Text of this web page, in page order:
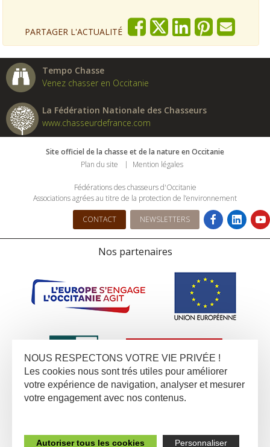
PARTAGER L'ACTUALITÉ
Tempo Chasse
Venez chasser en Occitanie
La Fédération Nationale des Chasseurs
www.chasseurdefrance.com
Site officiel de la chasse et de la nature en Occitanie
Plan du site
Mention légales
Fédérations des chasseurs d'Occitanie
Associations agrées au titre de la protection de l’environnement
CONTACT NEWSLETTERS
Nos partenaires
NOUS RESPECTONS VOTRE VIE PRIVÉE !
Les cookies nous sont trés utiles pour améliorer
votre expérience de navigation, analyser et mesurer
votre engagement avec nos contenus.
Autoriser tous les cookies Personnaliser